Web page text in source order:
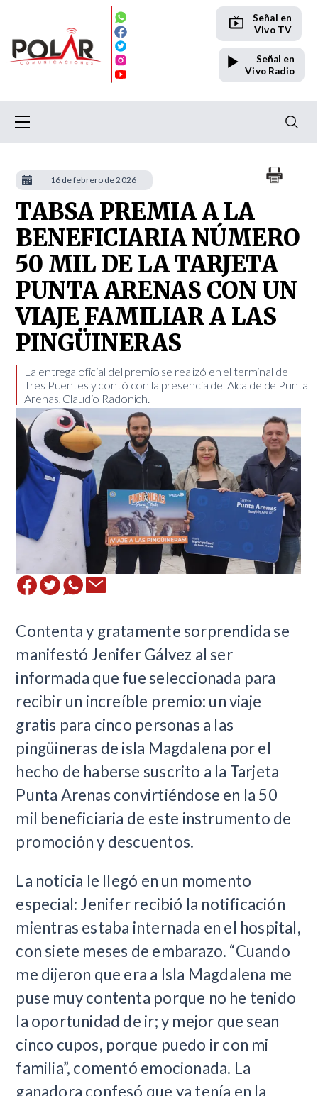
Señal en
Vivo TV
Señal en
Vivo Radio
TABSA PREMIA A LA
BENEFICIARIA NÚMERO
50 MIL DE LA TARJETA
PUNTA ARENAS CON UN
VIAJE FAMILIAR A LAS
PINGÜINERAS
​La entrega oficial del premio se realizó en el terminal de
Tres Puentes y contó con la presencia del Alcalde de Punta
Arenas, Claudio Radonich.
Contenta y gratamente sorprendida se
manifestó Jenifer Gálvez al ser
informada que fue seleccionada para
recibir un increíble premio: un viaje
gratis para cinco personas a las
pingüineras de isla Magdalena por el
hecho de haberse suscrito a la Tarjeta
Punta Arenas convirtiéndose en la 50
mil beneficiaria de este instrumento de
promoción y descuentos.
La noticia le llegó en un momento
especial: Jenifer recibió la notificación
mientras estaba internada en el hospital,
con siete meses de embarazo. “Cuando
me dijeron que era a Isla Magdalena me
puse muy contenta porque no he tenido
la oportunidad de ir; y mejor que sean
cinco cupos, porque puedo ir con mi
familia”, comentó emocionada. La
ganadora confesó que ya tenía en la
16 de febrero de 2026